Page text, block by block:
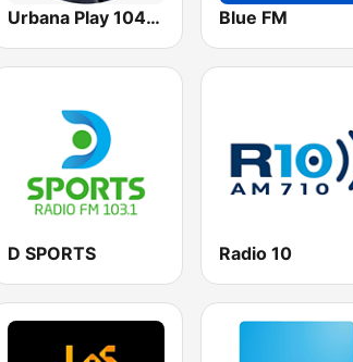
Urbana Play 104.3 FM Blue FM
D SPORTS Radio 10